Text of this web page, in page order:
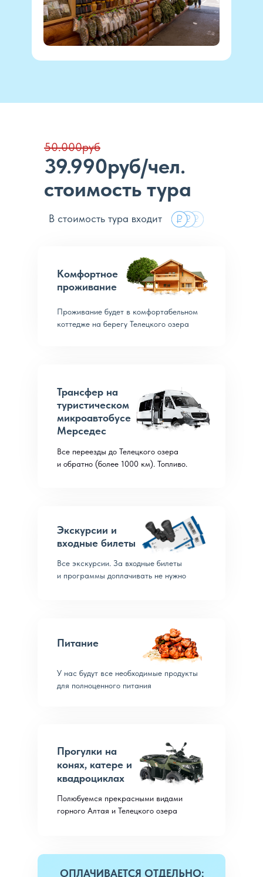
Комфортное
проживание
Проживание будет в комфортабельном
коттедже на берегу Телецкого озера
В стоимость тура входит
Трансфер на
туристическом
микроавтобусе
Мерседес
Все переезды до Телецкого озера
и обратно (более 1000 км). Топливо.
Питание
У нас будут все необходимые продукты
для полноценного питания
Прогулки на
конях, катере и
квадроциклах
Полюбуемся прекрасными видами
горного Алтая и Телецкого озера
Экскурсии и
входные билеты
Все экскурсии. За входные билеты
и программы доплачивать не нужно
ОПЛАЧИВАЕТСЯ ОТДЕЛЬНО:
50.000руб
39.990руб/чел.
стоимость тура